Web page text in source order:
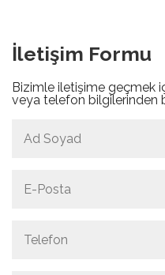
İletişim Formu
Bizimle iletişime geçmek
veya telefon bilgilerinden